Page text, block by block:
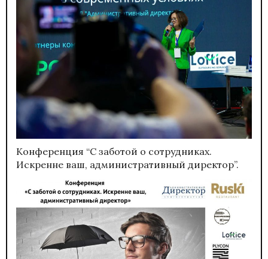
Конференция “С заботой о сотрудниках.
Искренне ваш, административный директор”.